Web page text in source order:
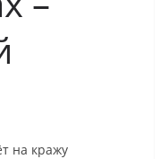
на кражу